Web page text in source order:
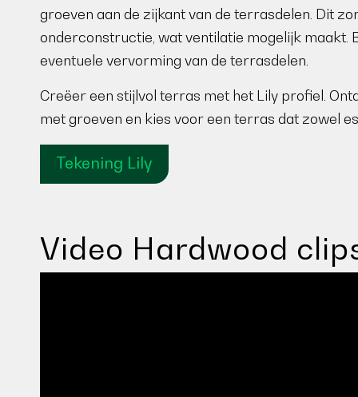
groeven aan de zijkant van de terrasdelen. Dit
onderconstructie, wat ventilatie mogelijk maakt.
eventuele vervorming van de terrasdelen.
Creëer een stijlvol terras met het Lily profiel.
met groeven en kies voor een terras dat zowel
Tekening Lily
Video Hardwood